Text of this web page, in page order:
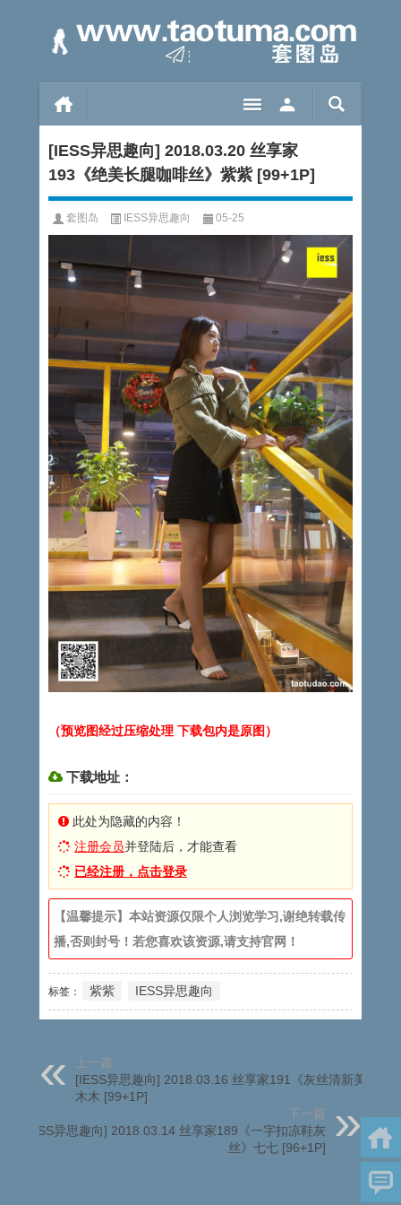
[IESS异思趣向] 2018.03.20 丝享家
193《绝美长腿咖啡丝》紫紫 [99+1P]
套图岛 IESS异思趣向 05-25
（预览图经过压缩处理 下载包内是原图）
下载地址：
此处为隐藏的内容！
注册会员并登陆后，才能查看
已经注册，点击登录
【温馨提示】本站资源仅限个人浏览学习,谢绝转载传
播,否则封号！若您喜欢该资源,请支持官网！
标签： 紫紫 IESS异思趣向
上一篇
[IESS异思趣向] 2018.03.16 丝享家191《灰丝清新美足》
木木 [99+1P]
下一篇
[IESS异思趣向] 2018.03.14 丝享家189《一字扣凉鞋灰
丝》七七 [96+1P]